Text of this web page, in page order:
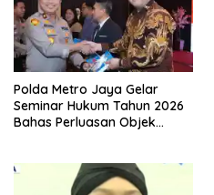
Polda Metro Jaya Gelar
Seminar Hukum Tahun 2026
Bahas Perluasan Objek